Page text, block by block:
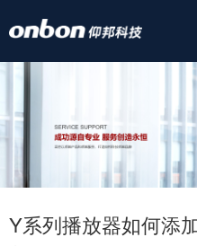
Y系列播放器如何添